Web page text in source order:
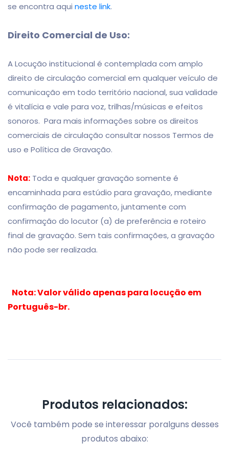
se encontra aqui neste link.
Direito Comercial de Uso:
A Locução institucional é contemplada com amplo
direito de circulação comercial em qualquer veículo de
comunicação em todo território nacional, sua validade
é vitalícia e vale para voz, trilhas/músicas e efeitos
sonoros. Para mais informações sobre os direitos
comerciais de circulação consultar nossos Termos de
uso e Política de Gravação.
Nota: Toda e qualquer gravação somente é
encaminhada para estúdio para gravação, mediante
confirmação de pagamento, juntamente com
confirmação do locutor (a) de preferência e roteiro
final de gravação. Sem tais confirmações, a gravação
não pode ser realizada.
Nota: Valor válido apenas para locução em
Português-br.
Produtos relacionados:
Você também pode se interessar poralguns desses
produtos abaixo: